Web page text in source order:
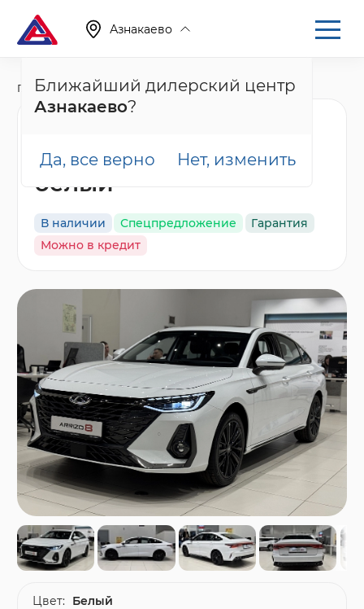
Азнакаево
Ближайший дилерский центр
Азнакаево?
Да, все верно Нет, изменить
Главная Каталог Новые автомобили Arrizo 8
Черный / Ultra Black,
белый
В наличии Спецпредложение
Гарантия
Можно в кредит
Цвет: Белый